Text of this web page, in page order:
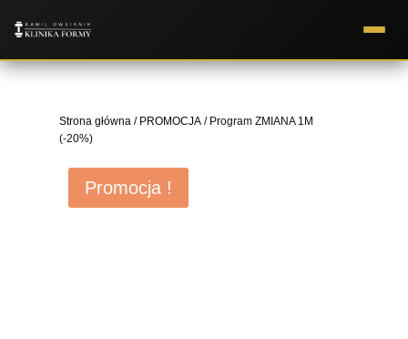
Strona główna/ PROMOCJA/ Program ZMIANA 1M
(-20%)
Promocja !